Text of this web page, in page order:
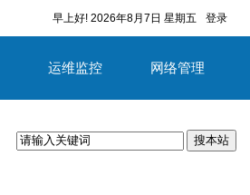
登录
早上好! 2026年8月7日 星期五
运维监控 网络管理
搜本站